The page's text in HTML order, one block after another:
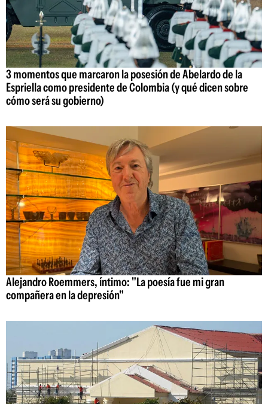
3 momentos que marcaron la posesión de Abelardo de la
Espriella como presidente de Colombia (y qué dicen sobre
cómo será su gobierno)
Alejandro Roemmers, íntimo: "La poesía fue mi gran
compañera en la depresión"